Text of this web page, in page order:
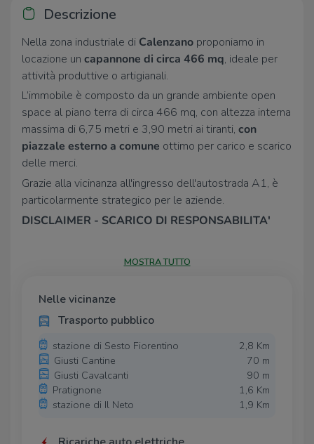
Descrizione
Nella zona industriale di Calenzano proponiamo in
locazione un capannone di circa 466 mq, ideale per
attività produttive o artigianali.
L’immobile è composto da un grande ambiente open
space al piano terra di circa 466 mq, con altezza interna
massima di 6,75 metri e 3,90 metri ai tiranti, con
piazzale esterno a comune ottimo per carico e scarico
delle merci.
Grazie alla vicinanza all'ingresso dell'autostrada A1, è
particolarmente strategico per le aziende.
DISCLAIMER - SCARICO DI RESPONSABILITA'
costituiscono vincolo contrattuale. Gli annunci,
inesattezze, errori, omissioni e/o altre incongruenze
altre dinamiche di inserimento e lettura dati. Le
fotografie potrebbero essere immagini di repertorio,
modificate dall'intelligenza artificiale o non
rappresentative della realtà.
MOSTRA TUTTO
Nelle vicinanze
Trasporto pubblico
stazione di Sesto Fiorentino
2,8 Km
Giusti Cantine
70 m
Giusti Cavalcanti
90 m
Pratignone
1,6 Km
stazione di Il Neto
1,9 Km